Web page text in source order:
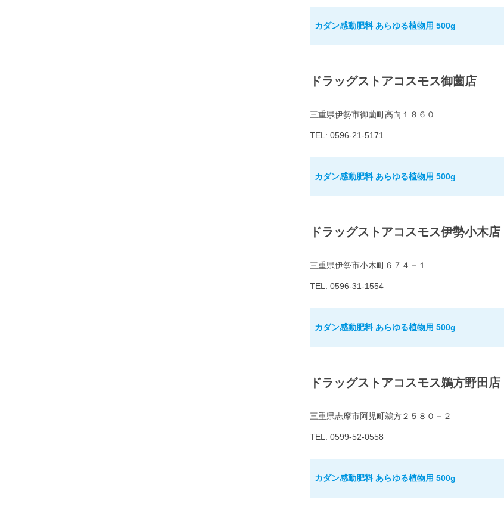
カダン感動肥料 あらゆる植物用 500g
ドラッグストアコスモス御薗店
三重県伊勢市御薗町高向１８６０
TEL: 0596-21-5171
カダン感動肥料 あらゆる植物用 500g
ドラッグストアコスモス伊勢小木店
三重県伊勢市小木町６７４－１
TEL: 0596-31-1554
カダン感動肥料 あらゆる植物用 500g
ドラッグストアコスモス鵜方野田店
三重県志摩市阿児町鵜方２５８０－２
TEL: 0599-52-0558
カダン感動肥料 あらゆる植物用 500g